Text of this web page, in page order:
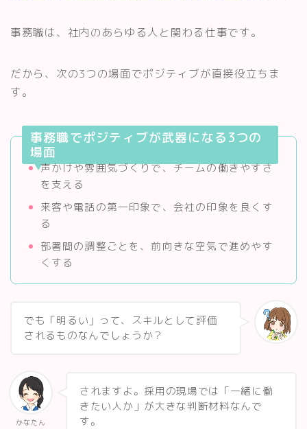
事務職は、社内のあらゆる人と関わる仕事です。
だから、次の3つの場面でポジティブが直接役立ちま
す。
事務職でポジティブが武器になる3つの
場面
声かけや雰囲気づくりで、チームの働きやすさ
を支える
来客や電話の第一印象で、会社の印象を良くす
る
部署間の調整ごとを、前向きな空気で進めやす
くする
でも「明るい」って、スキルとして評価
されるものなんでしょうか？
かなたん
されますよ。採用の現場では「一緒に働
きたい人か」が大きな判断材料なんで
す。